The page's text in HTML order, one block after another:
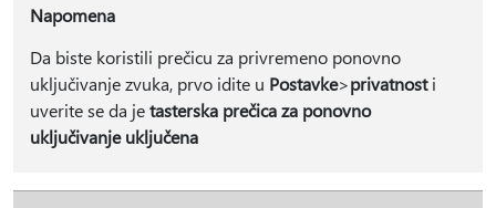
Napomena
Da biste koristili prečicu za privremeno ponovno
uključivanje zvuka, prvo idite u Postavke>privatnosti
uverite se da jetasterska prečica za ponovno
uključivanje uključena